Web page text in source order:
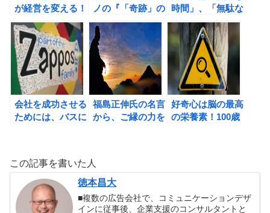
が経営を変える！
ニトリ 成功の5原
則の書評②
ノの『「奇跡」の
レッスン 今日か
ら理想の自分にな
る4つの法則』の
書評
時間」、「無駄な
経験」は、決して
ないのである。
会社を成功させる
ためには、バスに
大だ! 」といわれ
る企業の、シンプ
ルで強い戦略の書
評
福島正伸氏の名言
から、ご縁の力を
好奇心は脳の最高
の栄養素！100歳
この記事を書いた人
徳本昌大
■複数の広告会社で、コミュニケーションデザ
インに従事後、企業支援のコンサルタントと